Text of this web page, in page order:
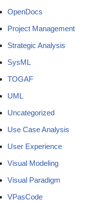
OpenDocs
Project Management
Strategic Analysis
SysML
TOGAF
UML
Uncategorized
Use Case Analysis
User Experience
Visual Modeling
Visual Paradigm
VPasCode